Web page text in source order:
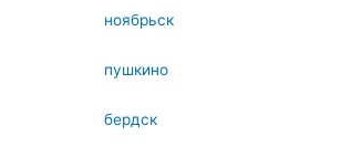
ноябрьск
пушкино
бердск